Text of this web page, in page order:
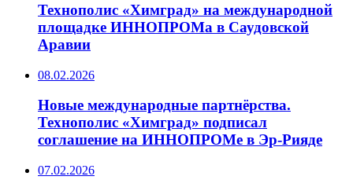
Технополис «Химград» на международной
площадке ИННОПРОМа в Саудовской
Аравии
08.02.2026
Новые международные партнёрства.
Технополис «Химград» подписал
соглашение на ИННОПРОМе в Эр-Рияде
07.02.2026